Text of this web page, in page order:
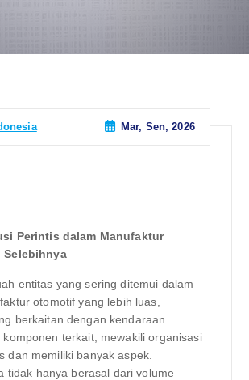
Mar, Sen, 2026
Perintis dalam Manufaktur
Selebihnya
entitas yang sering ditemui dalam
otomotif yang lebih luas,
berkaitan dengan kendaraan
komponen terkait, mewakili organisasi
dan memiliki banyak aspek.
tidak hanya berasal dari volume